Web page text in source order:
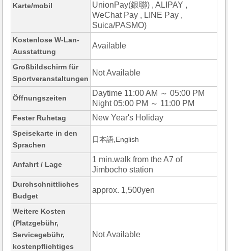
Karte/mobil
UnionPay(銀聯) , ALIPAY ,
WeChat Pay , LINE Pay ,
Suica/PASMO)
Kostenlose W-Lan-
Ausstattung
Available
Großbildschirm für
Sportveranstaltungen
Not Available
Öffnungszeiten
Daytime 11:00 AM ～ 05:00 PM
Night 05:00 PM ～ 11:00 PM
Fester Ruhetag New Year's Holiday
Speisekarte in den
Sprachen
日本語,English
Anfahrt / Lage
1 min.walk from the A7 of
Jimbocho station
Durchschnittliches
Budget
approx. 1,500yen
Weitere Kosten
(Platzgebühr,
Servicegebühr,
kostenpflichtiges
Not Available